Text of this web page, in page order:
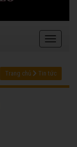
Trang chủ Tin tức